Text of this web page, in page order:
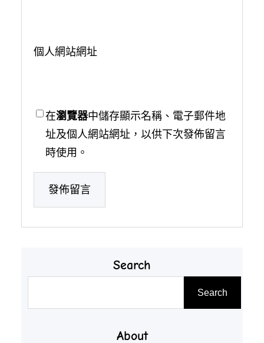
個人網站網址
在瀏覽器中儲存顯示名稱、電子郵件地
址及個人網站網址，以供下次發佈留言
時使用。
Search
Search
About